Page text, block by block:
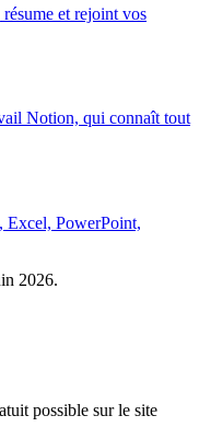
et rejoint vos
Notion, qui connaît tout
Excel, PowerPoint,
2026.
possible sur le site